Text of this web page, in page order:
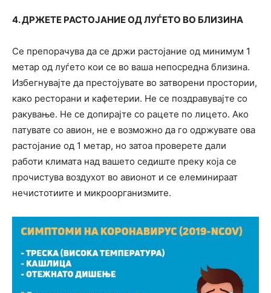
4. ДРЖЕТЕ РАСТОЈАНИЕ ОД ЛУЃЕТО ВО БЛИЗИНА
Се препорачува да се држи растојание од минимум 1
метар од луѓето кои се во ваша непосредна близина.
Избегнувајте да престојувате во затворени простории,
како ресторани и кафетерии. Не се поздравувајте со
ракување. Не се допирајте со рацете по лицето. Ако
патувате со авион, не е возможно да го одржувате ова
растојание од 1 метар, но затоа проверете дали
работи климата над вашето седиште преку која се
прочистува воздухот во авионот и се елеминираат
нечистотиите и микроорганизмите.